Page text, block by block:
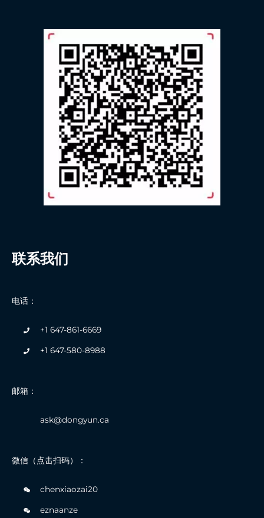
联系我们
电话：
+1 647-861-6669
+1 647-580-8988
邮箱：
ask@dongyun.ca
微信（点击扫码）：
chenxiaozai20
eznaanze